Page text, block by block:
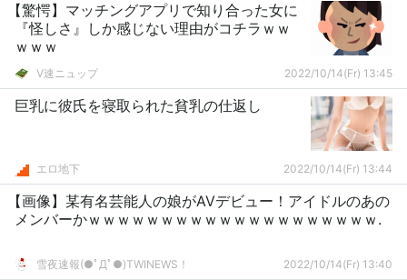
【驚愕】マッチングアプリで知り合った女に
『怪しさ』しか感じない理由がコチラｗｗ
ｗｗｗ
V速ニュップ 2022/10/14(Fr) 13:45
巨乳に彼氏を寝取られた貧乳の仕返し
エロ地下 2022/10/14(Fr) 13:44
【画像】某有名芸能人の娘がAVデビュー！アイドルのあの
メンバーかｗｗｗｗｗｗｗｗｗｗｗｗｗｗｗｗｗｗｗｗ.
雪夜速報(●ﾟДﾟ●)TWINEWS！ 2022/10/14(Fr) 13:40